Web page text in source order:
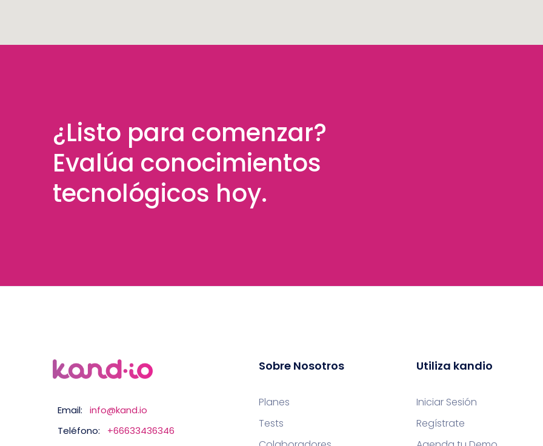
¿Listo para comenzar?
Evalúa conocimientos
tecnológicos hoy.
Email:
info@kand.io
Teléfono:
+66633436346
Sobre Nosotros
Planes
Tests
Utiliza kandio
Iniciar Sesión
Regístrate